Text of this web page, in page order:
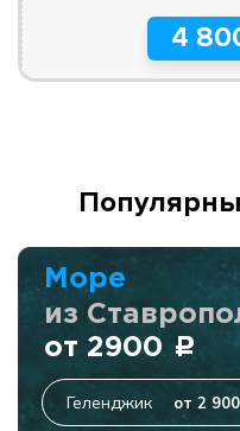
4
Море
из
от 2900 c
Геленджик от 2 900